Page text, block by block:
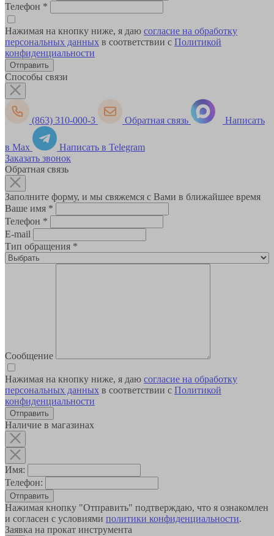
Телефон *
Нажимая на кнопку ниже, я даю согласие на обработку
персональных данных в соответствии с Политикой
конфиденциальности
Способы связи
(863) 310-000-3 Обратная связь Написать
в Max
Написать в Telegram
Заказать звонок
Обратная связь
Заполните форму, и мы свяжемся с Вами в ближайшее время
Ваше имя *
Телефон *
E-mail
Тип обращения *
Сообщение
Нажимая на кнопку ниже, я даю согласие на обработку
персональных данных в соответствии с Политикой
конфиденциальности
Наличие в магазинах
Имя:
Телефон:
Отправить
Нажимая кнопку "Отправить" подтверждаю, что я ознакомлен
и согласен с условиями политики конфиденциальности.
Заявка на прокат инструмента